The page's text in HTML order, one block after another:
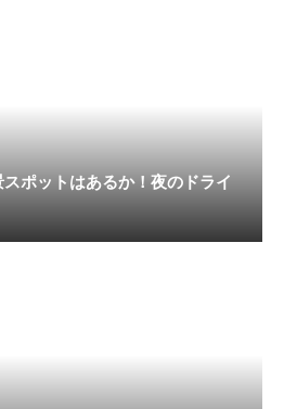
ポットはあるか！夜のドライ